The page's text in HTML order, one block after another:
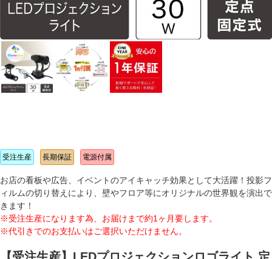
受注生産 長期保証 電源付属
お店の看板や広告、イベントのアイキャッチ効果として大活躍！投影フ
ィルムの切り替えにより、壁やフロア等にオリジナルの世界観を演出で
きます！
※受注生産になります為、お届けまで約1ヶ月要します。
※代引きでのお支払いはご選択いただけません。